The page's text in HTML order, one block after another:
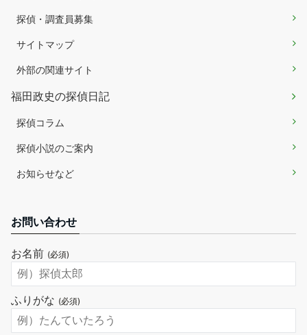
探偵・調査員募集
サイトマップ
外部の関連サイト
福田政史の探偵日記
探偵コラム
探偵小説のご案内
お知らせなど
お問い合わせ
お名前 (必須)
ふりがな (必須)